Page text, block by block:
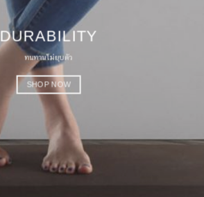
DURABILITY
ทนทานไม่ยุบตัว
SHOP NOW